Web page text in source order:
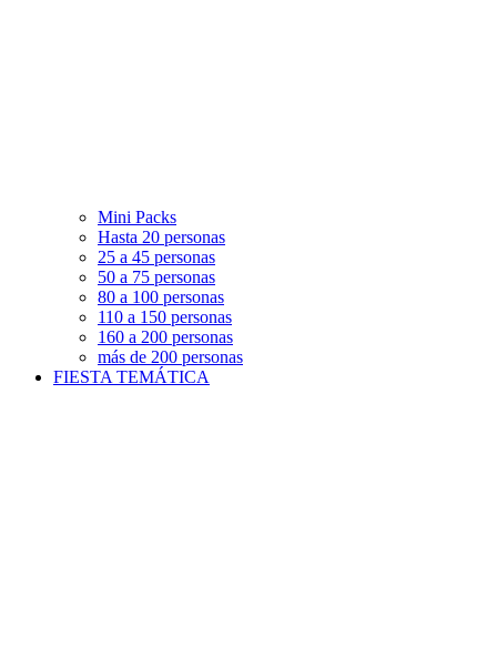
Mini Packs
Hasta 20 personas
25 a 45 personas
50 a 75 personas
80 a 100 personas
110 a 150 personas
160 a 200 personas
más de 200 personas
FIESTA TEMÁTICA